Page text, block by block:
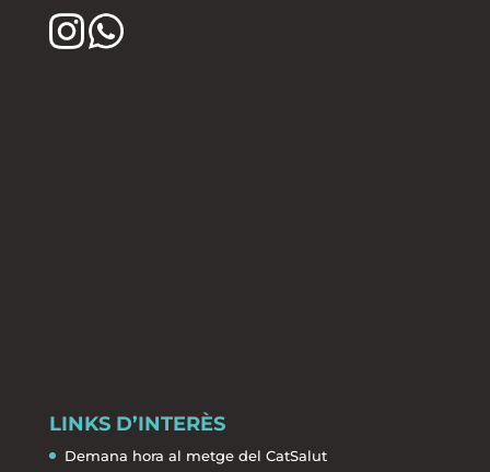
LINKS D’INTERÈS
Demana hora al metge del CatSalut